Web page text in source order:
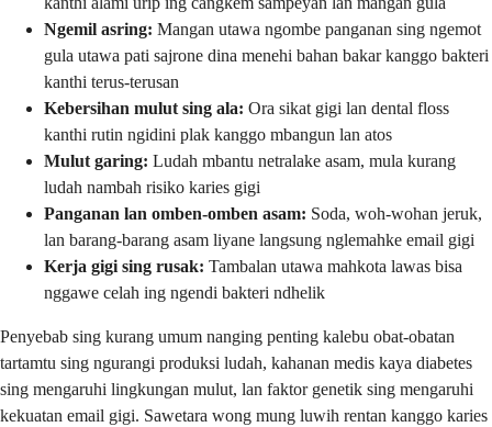
Ngemil asring: Mangan utawa ngombe panganan sing ngemot
gula utawa pati sajrone dina menehi bahan bakar kanggo bakteri
kanthi terus-terusan
Kebersihan mulut sing ala: Ora sikat gigi lan dental floss
kanthi rutin ngidini plak kanggo mbangun lan atos
Mulut garing: Ludah mbantu netralake asam, mula kurang
ludah nambah risiko karies gigi
Panganan lan omben-omben asam: Soda, woh-wohan jeruk,
lan barang-barang asam liyane langsung nglemahke email gigi
Kerja gigi sing rusak: Tambalan utawa mahkota lawas bisa
nggawe celah ing ngendi bakteri ndhelik
Penyebab sing kurang umum nanging penting kalebu obat-obatan
tartamtu sing ngurangi produksi ludah, kahanan medis kaya diabetes
sing mengaruhi lingkungan mulut, lan faktor genetik sing mengaruhi
kekuatan email gigi. Sawetara wong mung luwih rentan kanggo karies